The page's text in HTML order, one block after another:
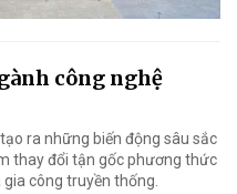
công nghệ
ra những biến động sâu sắc
thay đổi tận gốc phương thức
công truyền thống.